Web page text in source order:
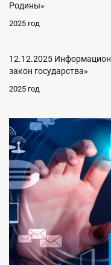
Родины»
2025 год
12.12.2025
закон государства»
2025 год